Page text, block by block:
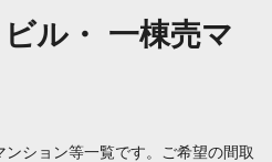
ル・ 一棟売マ
ション等一覧です。ご希望の間取